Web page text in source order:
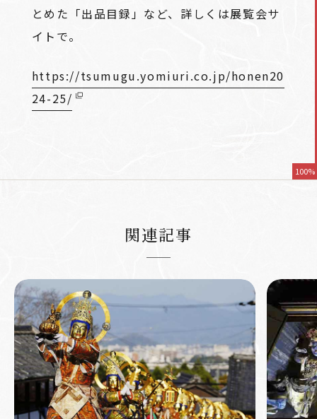
とめた「出品目録」など、詳しくは展覧会サ
イトで。
https://tsumugu.yomiuri.co.jp/honen20
24-25/
100%
関連記事